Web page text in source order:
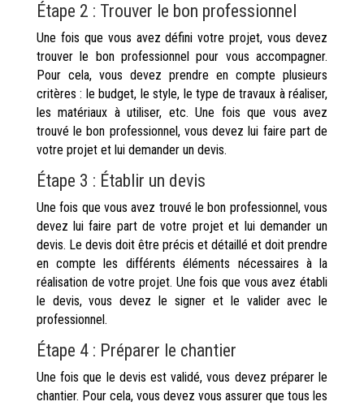
Étape 2 : Trouver le bon professionnel
Une fois que vous avez défini votre projet, vous devez
trouver le bon professionnel pour vous accompagner.
Pour cela, vous devez prendre en compte plusieurs
critères : le budget, le style, le type de travaux à réaliser,
les matériaux à utiliser, etc. Une fois que vous avez
trouvé le bon professionnel, vous devez lui faire part de
votre projet et lui demander un devis.
Étape 3 : Établir un devis
Une fois que vous avez trouvé le bon professionnel, vous
devez lui faire part de votre projet et lui demander un
devis. Le devis doit être précis et détaillé et doit prendre
en compte les différents éléments nécessaires à la
réalisation de votre projet. Une fois que vous avez établi
le devis, vous devez le signer et le valider avec le
professionnel.
Étape 4 : Préparer le chantier
Une fois que le devis est validé, vous devez préparer le
chantier. Pour cela, vous devez vous assurer que tous les